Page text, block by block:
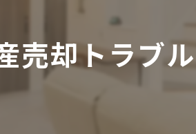
売却トラブ